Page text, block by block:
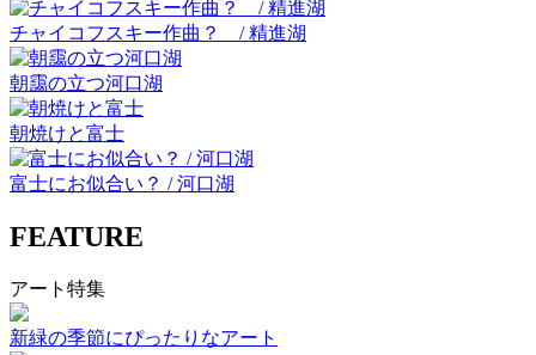
チャイコフスキー作曲？ / 精進湖
朝靄の立つ河口湖
朝焼けと富士
富士にお似合い？ / 河口湖
FEATURE
アート特集
新緑の季節にぴったりなアート